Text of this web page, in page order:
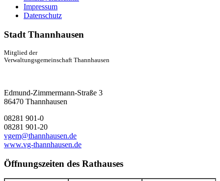
Impressum
Datenschutz
Stadt Thannhausen
Mitglied der
Verwaltungsgemeinschaft Thannhausen
Edmund-Zimmermann-Straße 3
86470 Thannhausen
08281 901-0
08281 901-20
vgem@thannhausen.de
www.vg-thannhausen.de
Öffnungszeiten des Rathauses